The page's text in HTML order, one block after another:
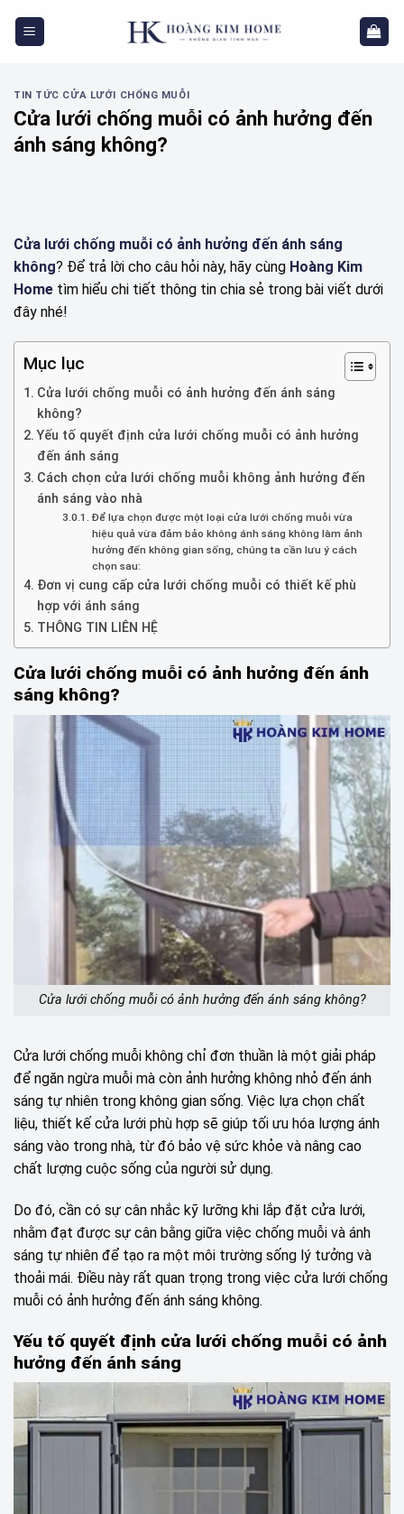
TIN TỨC CỬA LƯỚI CHỐNG MUỖI
Cửa lưới chống muỗi có ảnh hưởng đến
ánh sáng không?
Cửa lưới chống muỗi có ảnh hưởng đến ánh sáng
không? Để trả lời cho câu hỏi này, hãy cùng Hoàng Kim
Home tìm hiểu chi tiết thông tin chia sẻ trong bài viết dưới
đây nhé!
Mục lục
Cửa lưới chống muỗi có ảnh hưởng đến ánh sáng
không?
Yếu tố quyết định cửa lưới chống muỗi có ảnh hưởng
đến ánh sáng
Cách chọn cửa lưới chống muỗi không ảnh hưởng đến
ánh sáng vào nhà
Để lựa chọn được một loại cửa lưới chống muỗi vừa
hiệu quả vừa đảm bảo không ánh sáng không làm ảnh
hưởng đến không gian sống, chúng ta cần lưu ý cách
chọn sau:
Đơn vị cung cấp cửa lưới chống muỗi có thiết kế phù
hợp với ánh sáng
THÔNG TIN LIÊN HỆ
Cửa lưới chống muỗi có ảnh hưởng đến ánh
sáng không?
Cửa lưới chống muỗi có ảnh hưởng đến ánh sáng không?
Cửa lưới chống muỗi không chỉ đơn thuần là một giải pháp
để ngăn ngừa muỗi mà còn ảnh hưởng không nhỏ đến ánh
sáng tự nhiên trong không gian sống. Việc lựa chọn chất
liệu, thiết kế cửa lưới phù hợp sẽ giúp tối ưu hóa lượng ánh
sáng vào trong nhà, từ đó bảo vệ sức khỏe và nâng cao
chất lượng cuộc sống của người sử dụng.
Do đó, cần có sự cân nhắc kỹ lưỡng khi lắp đặt cửa lưới,
nhằm đạt được sự cân bằng giữa việc chống muỗi và ánh
sáng tự nhiên để tạo ra một môi trường sống lý tưởng và
thoải mái. Điều này rất quan trọng trong việc cửa lưới chống
muỗi có ảnh hưởng đến ánh sáng không.
Yếu tố quyết định cửa lưới chống muỗi có ảnh
hưởng đến ánh sáng